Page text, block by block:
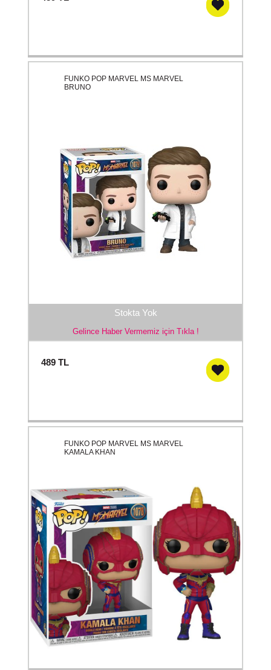
Stokta Yok
Gelince Haber Vermemiz için Tıkla !
FUNKO POP MARVEL MS MARVEL
BRUNO
489 TL
FUNKO POP MARVEL MS MARVEL
KAMALA KHAN